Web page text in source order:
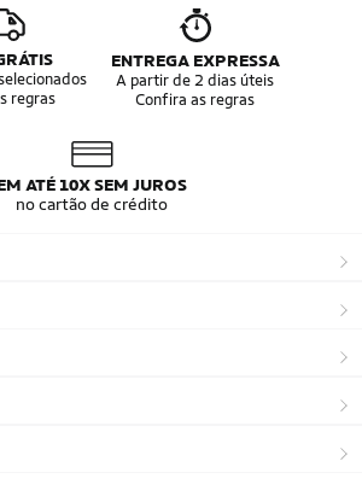
regras
ENTREGA EXPRESSA
A partir de 2 dias úteis
Confira as regras
ATÉ 10X SEM JUROS
no cartão de crédito